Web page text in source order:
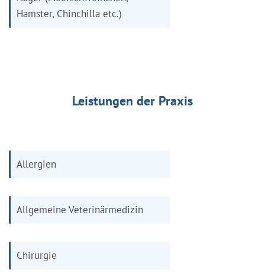
Hamster, Chinchilla etc.)
Leistungen der Praxis
Allergien
Allgemeine Veterinärmedizin
Chirurgie